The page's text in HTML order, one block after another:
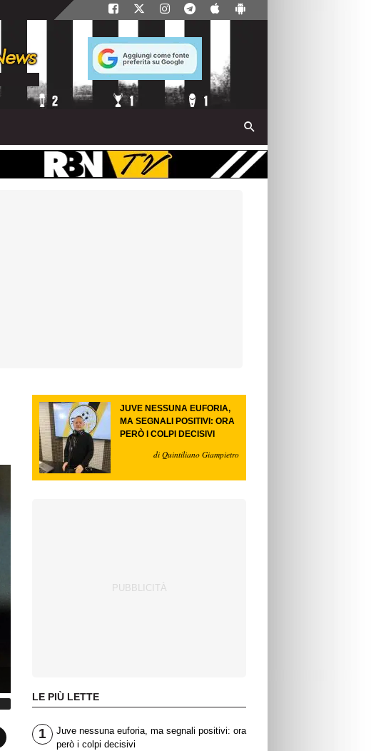
JUVE NESSUNA EUFORIA,
MA SEGNALI POSITIVI: ORA
PERÒ I COLPI DECISIVI
di Quintiliano Giampietro
LE PIÙ LETTE
1
Juve nessuna euforia, ma segnali positivi: ora
però i colpi decisivi